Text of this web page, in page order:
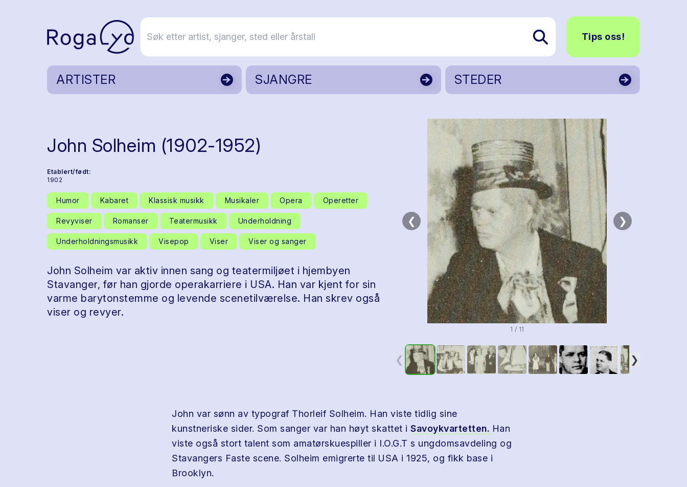
Tips oss!
ARTISTER SJANGRE STEDER
John Solheim (1902-1952)
Etablert/født:
1902
Humor Kabaret Klassisk musikk Musikaler Opera Operetter
Revyviser Romanser Teatermusikk Underholdning
Underholdningsmusikk Visepop Viser Viser og sanger
John Solheim var aktiv innen sang og teatermiljøet i hjembyen
Stavanger, før han gjorde operakarriere i USA. Han var kjent for sin
varme barytonstemme og levende scenetilværelse. Han skrev også
viser og revyer.
❮ ❯
1 / 11
❮ ❯
John var sønn av typograf Thorleif Solheim. Han viste tidlig sine
kunstneriske sider. Som sanger var han høyt skattet i Savoykvartetten. Han
viste også stort talent som amatørskuespiller i I.O.G.T s ungdomsavdeling og
Stavangers Faste scene. Solheim emigrerte til USA i 1925, og fikk base i
Brooklyn.